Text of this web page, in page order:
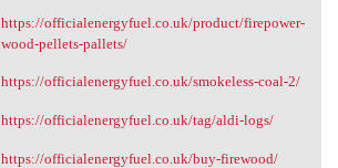
https://officialenergyfuel.co.uk/product/firepower-
wood-pellets-pallets/
https://officialenergyfuel.co.uk/smokeless-coal-2/
https://officialenergyfuel.co.uk/tag/aldi-logs/
https://officialenergyfuel.co.uk/buy-firewood/